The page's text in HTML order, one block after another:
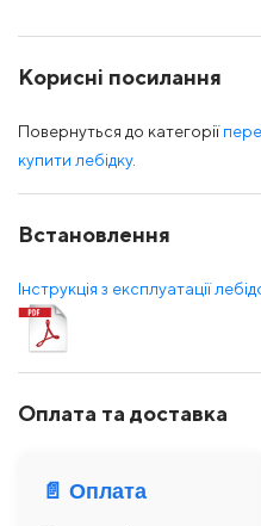
Корисні посилання
Повернуться до категорії
купити лебідку.
Встановлення
Інструкція з експлуатації
Оплата та доставка
📄 Оплата